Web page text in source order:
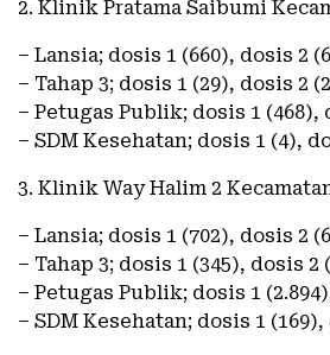
2. Klinik Pratama Saibumi
– Lansia; dosis 1 (660), dosis 2
– Tahap 3; dosis 1 (29), dosis 2
– Petugas Publik; dosis 1 (468),
– SDM Kesehatan; dosis 1 (4),
3. Klinik Way Halim 2
– Lansia; dosis 1 (702), dosis 2
– Tahap 3; dosis 1 (345), dosis 2
– Petugas Publik; dosis 1
– SDM Kesehatan; dosis 1 (169),